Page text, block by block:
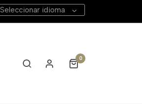
Seleccionar idioma
0